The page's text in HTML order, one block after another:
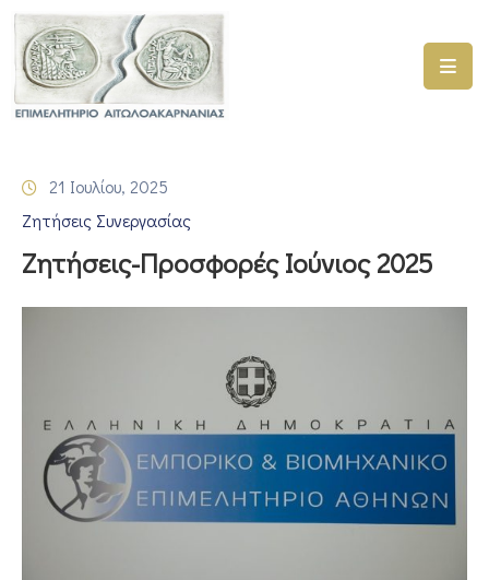
ΑΡΧΙΚΗ
ΓΕΜΗ
–
ΕΤΑΙΡΕΙΕΣ
ΕΠΙΚΑΙΡΟΤΗΤΑ
ΕΠΙΚΟΙΝΩΝΙΑ
21 Ιουλίου, 2025
Ζητήσεις Συνεργασίας
Ζητήσεις-Προσφορές Ιούνιος 2025